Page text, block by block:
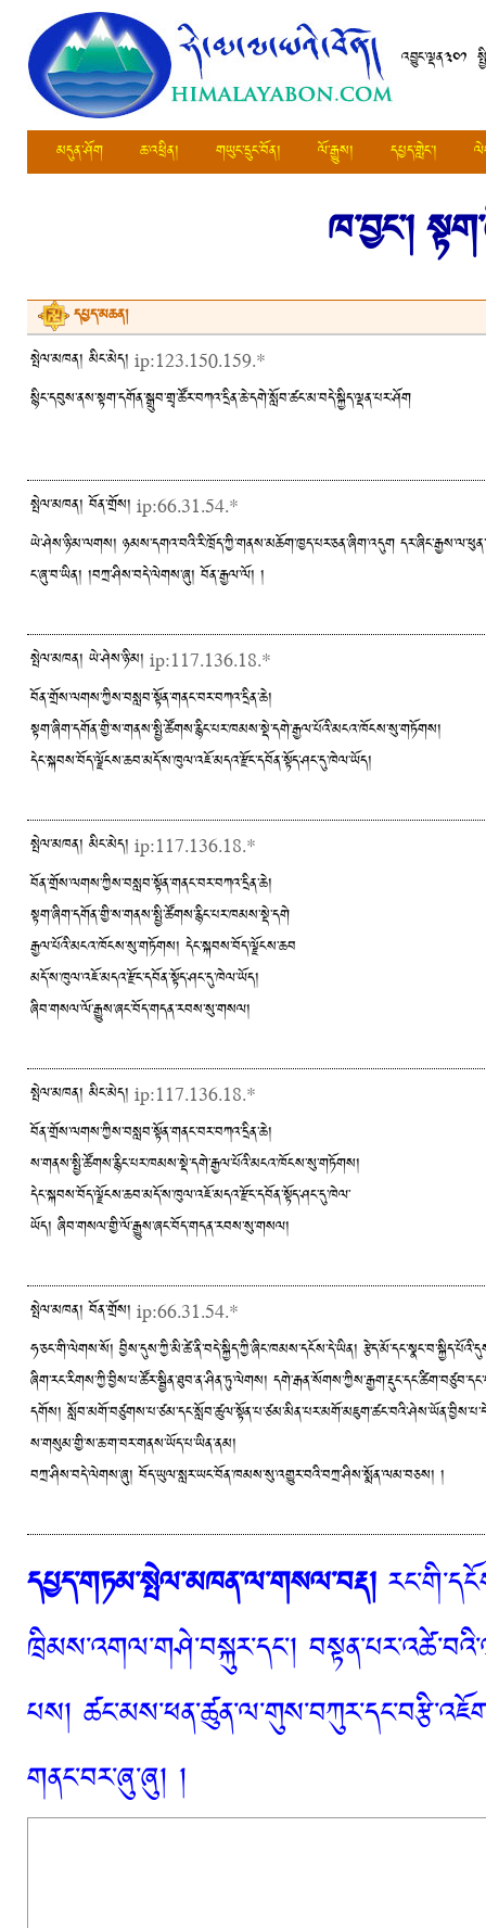
འབྱུང་ལྡན༣༠༡
མདུན་ཤོག ཆ་འཕྲིན། གཡུང་དྲུང་བོན། ལོ་རྒྱུས། དཔྱད་གླེང་།
ཁ་བྱང་།
དཔྱད་མཆན།
སྤེལ་མཁན། མིང་མེད། ip:123.150.159.*
སྙིང་དབུས་ནས་སྟག་དགོན་སྒྲུབ་གྲྭ་ཚོར་བཀའ་དྲིན་ཆེ་དགེ་སློབ་ཚང་མ་བདེ་སྐྱིད་ལྡན་པར་ཤོག
སྤེལ་མཁན། བོན་གྲོས། ip:66.31.54.*
ཡེ་ཤེས་ཉི་མ་ལགས། ཉམས་དགའ་བའི་རི་ཁྲོད་ཀྱི་གནས་མཆོག་ཁྱད་པར་ཅན་ཞིག་འདུག
ང་ཞུ་བ་ཡིན། །བཀྲ་ཤིས་བདེ་ལེགས་ཞུ། བོན་རྒྱལ་ལོ། །
སྤེལ་མཁན། ཡེ་ཤེས་ཉི་མ། ip:117.136.18.*
བོན་གྲོས་ལགས་ཀྱིས་བསླབ་སྟོན་གནང་བར་བཀའ་དྲིན་ཆེ།
སྟག་ཞིག་དགོན་གྱི་ས་གནས་སྤྱི་ཚོགས་རྙིང་པར་ཁམས་སྡེ་དགེ་རྒྱལ་པོའི་མངའ་ཁོངས་སུ་གཏོགས།
དེང་སྐབས་བོད་ལྗོངས་ཆབ་མདོ་ས་ཁུལ་འཇོ་མདའ་རྫོང་དབོན་སྟོད་ཤང་དུ་ཁེལ་ཡོད།
སྤེལ་མཁན། མིང་མེད། ip:117.136.18.*
བོན་གྲོས་ལགས་ཀྱིས་བསླབ་སྟོན་གནང་བར་བཀའ་དྲིན་ཆེ།
སྟག་ཞིག་དགོན་གྱི་ས་གནས་སྤྱི་ཚོགས་རྙིང་པར་ཁམས་སྡེ་དགེ
རྒྱལ་པོའི་མངའ་ཁོངས་སུ་གཏོགས། དེང་སྐབས་བོད་ལྗོངས་ཆབ
མདོ་ས་ཁུལ་འཇོ་མདའ་རྫོང་དབོན་སྟོད་ཤང་དུ་ཁེལ་ཡོད།
ཞིབ་གསལ་ལོ་རྒྱུས་ཞང་བོད་གདན་རབས་སུ་གསལ།
སྤེལ་མཁན། མིང་མེད། ip:117.136.18.*
བོན་གྲོས་ལགས་ཀྱིས་བསླབ་སྟོན་གནང་བར་བཀའ་དྲིན་ཆེ།
ས་གནས་སྤྱི་ཚོགས་རྙིང་པར་ཁམས་སྡེ་དགེ་རྒྱལ་པོའི་མངའ་ཁོངས་སུ་གཏོགས།
དེང་སྐབས་བོད་ལྗོངས་ཆབ་མདོ་ས་ཁུལ་འཇོ་མདའ་རྫོང་དབོན་སྟོད་ཤང་དུ་ཁེལ་
ཡོད། ཞིབ་གསལ་གྱི་ལོ་རྒྱུས་ཞང་བོད་གདན་རབས་སུ་གསལ།
སྤེལ་མཁན། བོན་གྲོས། ip:66.31.54.*
ཧ་ཅང་གི་ལེགས་སོ། བྱིས་དུས་ཀྱི་མི་ཚེ་ནི་བདེ་སྐྱིད་ཀྱི་ཞིང་ཁམས་དངོས་དེ་ཡིན།
ཞིག་རང་རིགས་ཀྱི་བྱིས་པ་ཚོར་སྦྱིན་ཐུབ་ན་ཤིན་ཏུ་ལེགས།
དགོས།
ས་གསུམ་གྱི་ས་ཆ་ག་བར་གནས་ཡོད་པ་ཡིན་ནམ།
བཀྲ་ཤིས་བདེ་ལེགས་ཞུ། བོད་ཡུལ་སླར་ཡང་བོན་ཁམས་སུ་འགྱུར་བའི་བཀྲ་ཤིས་སྨོན་ལམ་བཅས། །
དཔྱད་གཏམ་སྤེལ་མཁན་ལ་གསལ་བརྡ།
ཁྲིམས་འགལ་གཤེ་བསྐུར་དང་།
པས།
གནང་བར་ཞུ་ཞུ། །